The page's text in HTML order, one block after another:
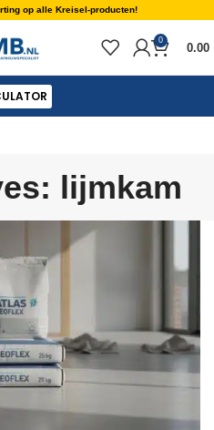
op alle Kreisel-producten!
0
0.00
lijmkam